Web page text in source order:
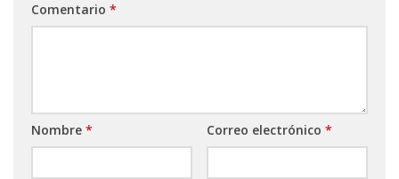
Comentario *
Nombre * Correo electrónico *